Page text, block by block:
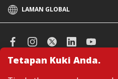
Tetapan Kuki Anda.
LAMAN GLOBAL
CIMB Islamic
CIMB Bank (SG)
CIMB Bank (KH)